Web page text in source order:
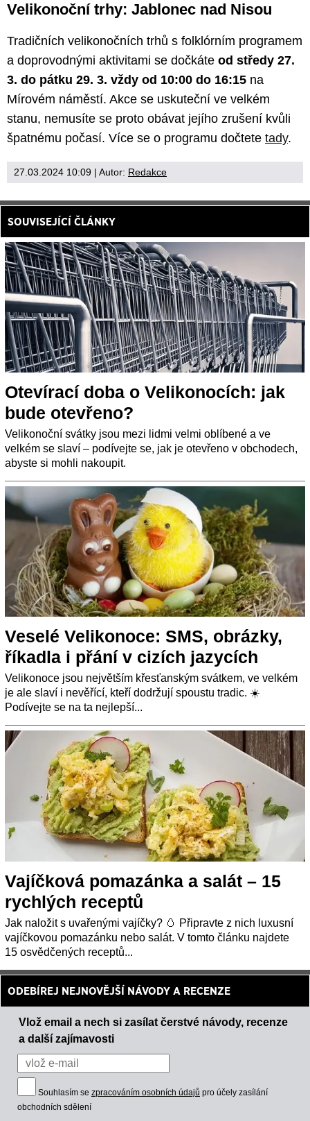
Velikonoční trhy: Jablonec nad Nisou
Tradičních velikonočních trhů s folklórním programem
a doprovodnými aktivitami se dočkáte od středy 27.
3. do pátku 29. 3. vždy od 10:00 do 16:15 na
Mírovém náměstí. Akce se uskuteční ve velkém
stanu, nemusíte se proto obávat jejího zrušení kvůli
špatnému počasí. Více se o programu dočtete tady.
27.03.2024 10:09 | Autor: Redakce
SOUVISEJÍCÍ ČLÁNKY
Otevírací doba o Velikonocích: jak
bude otevřeno?
Velikonoční svátky jsou mezi lidmi velmi oblíbené a ve
velkém se slaví – podívejte se, jak je otevřeno v obchodech,
abyste si mohli nakoupit.
Veselé Velikonoce: SMS, obrázky,
říkadla i přání v cizích jazycích
Velikonoce jsou největším křesťanským svátkem, ve velkém
je ale slaví i nevěřící, kteří dodržují spoustu tradic. ☀️
Podívejte se na ta nejlepší...
Vajíčková pomazánka a salát – 15
rychlých receptů
Jak naložit s uvařenými vajíčky? 🥚 Připravte z nich luxusní
vajíčkovou pomazánku nebo salát. V tomto článku najdete
15 osvědčených receptů...
ODEBÍREJ NEJNOVĚJŠÍ NÁVODY A RECENZE
Vlož email a nech si zasílat čerstvé návody, recenze
a další zajímavosti
Souhlasím se zpracováním osobních údajů pro účely zasílání
obchodních sdělení